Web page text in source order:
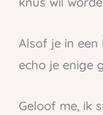
Alsof je in
echo je enige
Geloof me, ik